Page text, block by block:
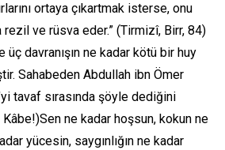
ortaya çıkartmak isterse, onu
ve rüsva eder.” (Tirmizî, Birr, 84)
davranışın ne kadar kötü bir huy
Sahabeden Abdullah ibn Ömer
tavaf sırasında şöyle dediğini
ne kadar hoşsun, kokun ne
yücesin, saygınlığın ne kadar